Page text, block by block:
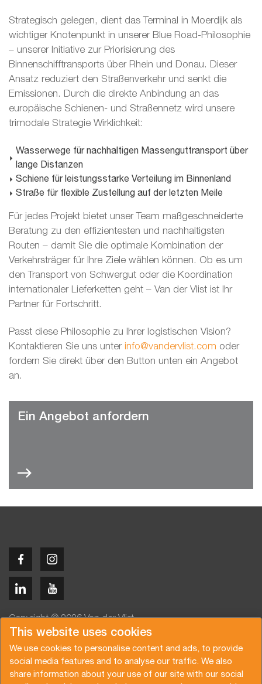
This website uses cookies
We use cookies to personalise content and ads, to provide
social media features and to analyse our traffic. We also
share information about your use of our site with our social
Strategisch gelegen, dient das Terminal in Moerdijk als
wichtiger Knotenpunkt in unserer Blue Road-Philosophie
– unserer Initiative zur Priorisierung des
Binnenschifftransports über Rhein und Donau. Dieser
Ansatz reduziert den Straßenverkehr und senkt die
Emissionen. Durch die direkte Anbindung an das
europäische Schienen- und Straßennetz wird unsere
trimodale Strategie Wirklichkeit:
Wasserwege für nachhaltigen Massenguttransport über
lange Distanzen
Schiene für leistungsstarke Verteilung im Binnenland
Straße für flexible Zustellung auf der letzten Meile
Für jedes Projekt bietet unser Team maßgeschneiderte
Beratung zu den effizientesten und nachhaltigsten
Routen – damit Sie die optimale Kombination der
Verkehrsträger für Ihre Ziele wählen können. Ob es um
den Transport von Schwergut oder die Koordination
internationaler Lieferketten geht – Van der Vlist ist Ihr
Partner für Fortschritt.
Passt diese Philosophie zu Ihrer logistischen Vision?
Kontaktieren Sie uns unter info@vandervlist.com oder
fordern Sie direkt über den Button unten ein Angebot
an.
Ein Angebot anfordern
Copyright © 2026 Van der Vlist